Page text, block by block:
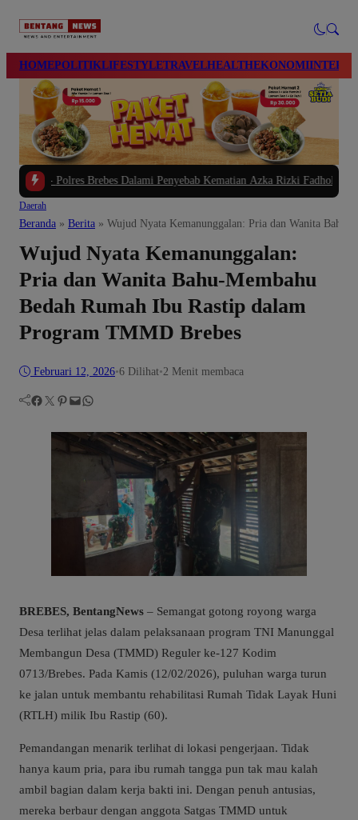
HOMEPOLITIKLIFESTYLETRAVELHEALTHEKONOMI
Brebes Dalami Penyebab Kematian Azka Rizki Fadholi, Kasatreskrim,
Daerah
Beranda » Berita » Wujud Nyata Kemanunggalan: Pria dan Wanita
Wujud Nyata Kemanunggalan:
Pria dan Wanita Bahu-Membahu
Bedah Rumah Ibu Rastip dalam
Program TMMD Brebes
Februari 12, 2026•6 Dilihat•2 Menit membaca
Facebook Twitter Pinterest Mail WhatsApp
BREBES, BentangNews – Semangat gotong royong warga
Desa terlihat jelas dalam pelaksanaan program TNI Manunggal
Membangun Desa (TMMD) Reguler ke-127 Kodim
0713/Brebes. Pada Kamis (12/02/2026), puluhan warga turun
ke jalan untuk membantu rehabilitasi Rumah Tidak Layak Huni
(RTLH) milik Ibu Rastip (60).
​Pemandangan menarik terlihat di lokasi pengerjaan. Tidak
hanya kaum pria, para ibu rumah tangga pun tak mau kalah
ambil bagian dalam kerja bakti ini. Dengan penuh antusias,
mereka berbaur dengan anggota Satgas TMMD untuk